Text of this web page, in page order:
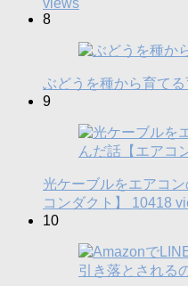
8
ぶどうを種から育て
9
光ケーブルをエアコ
コンダクト】 10418
10